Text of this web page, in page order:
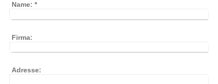
Name: *
Firma:
Adresse: